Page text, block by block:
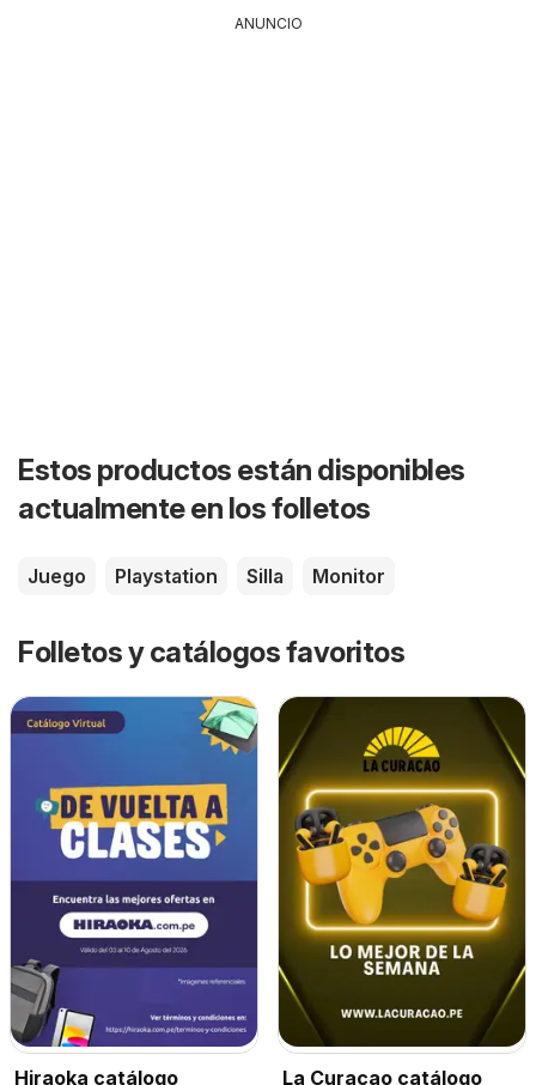
ANUNCIO
Estos productos están disponibles
actualmente en los folletos
Juego Playstation Silla Monitor
Folletos y catálogos favoritos
Hiraoka catálogo La Curacao catálogo